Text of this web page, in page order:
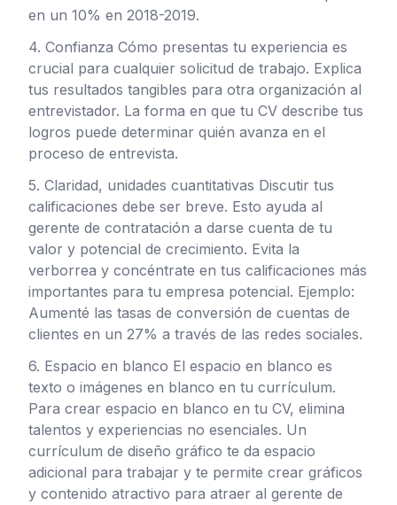
en un 10% en 2018-2019.
4. Confianza Cómo presentas tu experiencia es
crucial para cualquier solicitud de trabajo. Explica
tus resultados tangibles para otra organización al
entrevistador. La forma en que tu CV describe tus
logros puede determinar quién avanza en el
proceso de entrevista.
5. Claridad, unidades cuantitativas Discutir tus
calificaciones debe ser breve. Esto ayuda al
gerente de contratación a darse cuenta de tu
valor y potencial de crecimiento. Evita la
verborrea y concéntrate en tus calificaciones más
importantes para tu empresa potencial. Ejemplo:
Aumenté las tasas de conversión de cuentas de
clientes en un 27% a través de las redes sociales.
6. Espacio en blanco El espacio en blanco es
texto o imágenes en blanco en tu currículum.
Para crear espacio en blanco en tu CV, elimina
talentos y experiencias no esenciales. Un
currículum de diseño gráfico te da espacio
adicional para trabajar y te permite crear gráficos
y contenido atractivo para atraer al gerente de